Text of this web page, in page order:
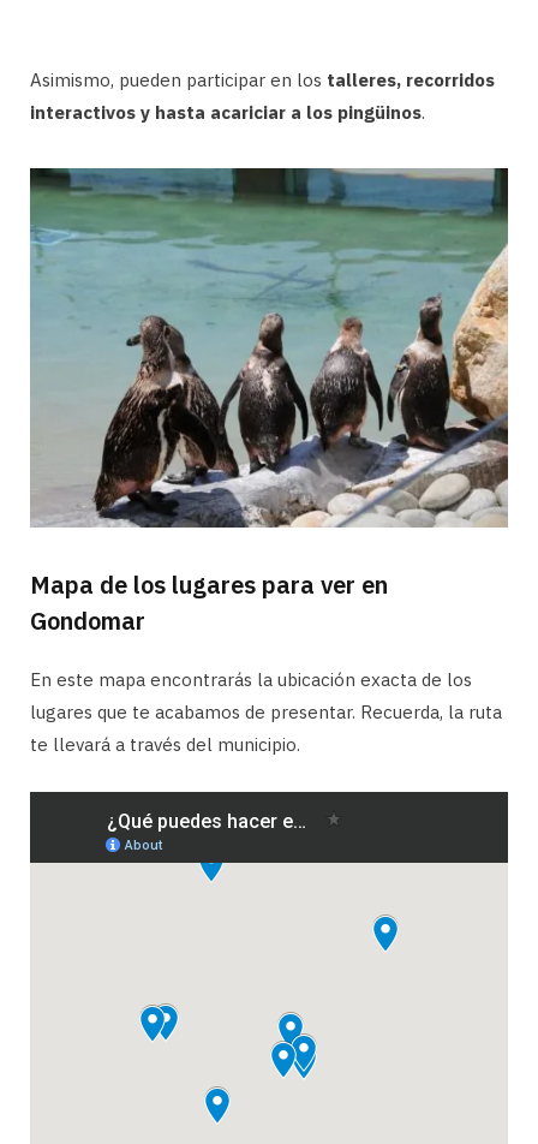
Asimismo, pueden participar en los talleres, recorridos
interactivos y hasta acariciar a los pingüinos.
Mapa de los lugares para ver en
Gondomar
En este mapa encontrarás la ubicación exacta de los
lugares que te acabamos de presentar. Recuerda, la ruta
te llevará a través del municipio.